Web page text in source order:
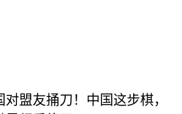
对盟友捅刀！中国这步棋，